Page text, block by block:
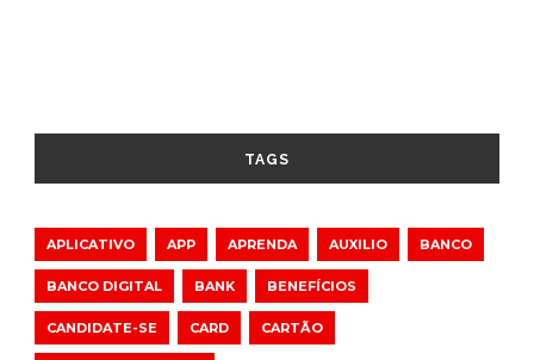
TAGS
APLICATIVO APP APRENDA AUXILIO BANCO
BANCO DIGITAL BANK BENEFÍCIOS
CANDIDATE-SE CARD CARTÃO